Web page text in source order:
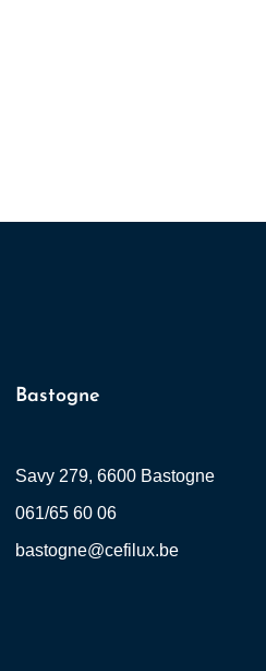
Bastogne
Savy 279, 6600 Bastogne
061/65 60 06
bastogne@cefilux.be